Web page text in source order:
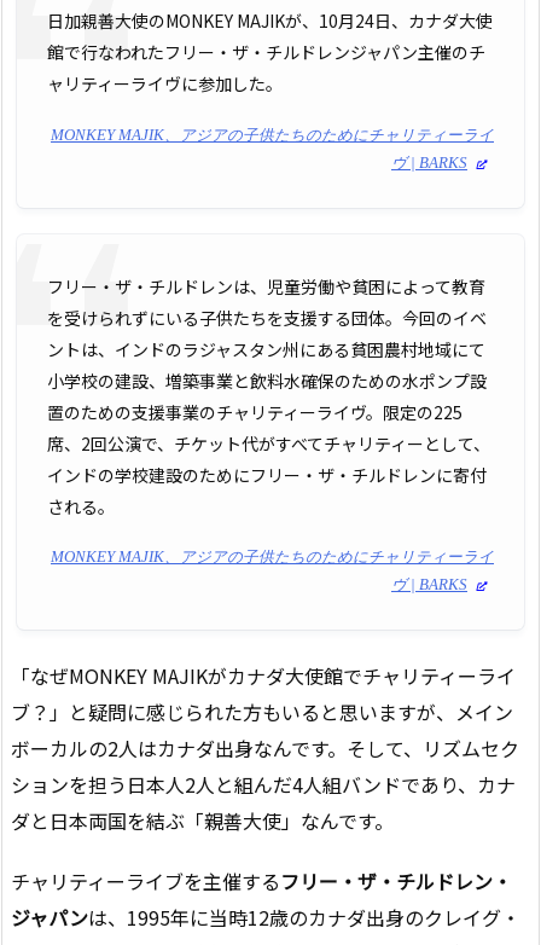
日加親善大使のMONKEY MAJIKが、10月24日、カナダ大使
館で行なわれたフリー・ザ・チルドレンジャパン主催のチ
ャリティーライヴに参加した。
MONKEY MAJIK、アジアの子供たちのためにチャリティーライ
ヴ | BARKS
フリー・ザ・チルドレンは、児童労働や貧困によって教育
を受けられずにいる子供たちを支援する団体。今回のイベ
ントは、インドのラジャスタン州にある貧困農村地域にて
小学校の建設、増築事業と飲料水確保のための水ポンプ設
置のための支援事業のチャリティーライヴ。限定の225
席、2回公演で、チケット代がすべてチャリティーとして、
インドの学校建設のためにフリー・ザ・チルドレンに寄付
される。
MONKEY MAJIK、アジアの子供たちのためにチャリティーライ
ヴ | BARKS
「なぜMONKEY MAJIKがカナダ大使館でチャリティーライ
ブ？」と疑問に感じられた方もいると思いますが、メイン
ボーカルの2人はカナダ出身なんです。そして、リズムセク
ションを担う日本人2人と組んだ4人組バンドであり、カナ
ダと日本両国を結ぶ「親善大使」なんです。
チャリティーライブを主催するフリー・ザ・チルドレン・
ジャパンは、1995年に当時12歳のカナダ出身のクレイグ・